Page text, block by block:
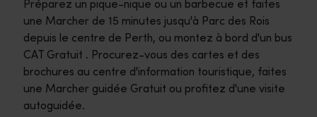
Préparez un pique-nique ou un barbecue et faites
une Marcher de 15 minutes jusqu'à Parc des Rois
depuis le centre de Perth, ou montez à bord d'un bus
CAT Gratuit . Procurez-vous des cartes et des
brochures au centre d'information touristique, faites
une Marcher guidée Gratuit ou profitez d'une visite
autoguidée.